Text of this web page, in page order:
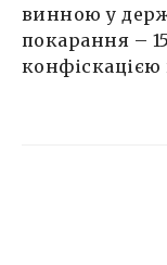
винною у
покарання –
конфіскацією